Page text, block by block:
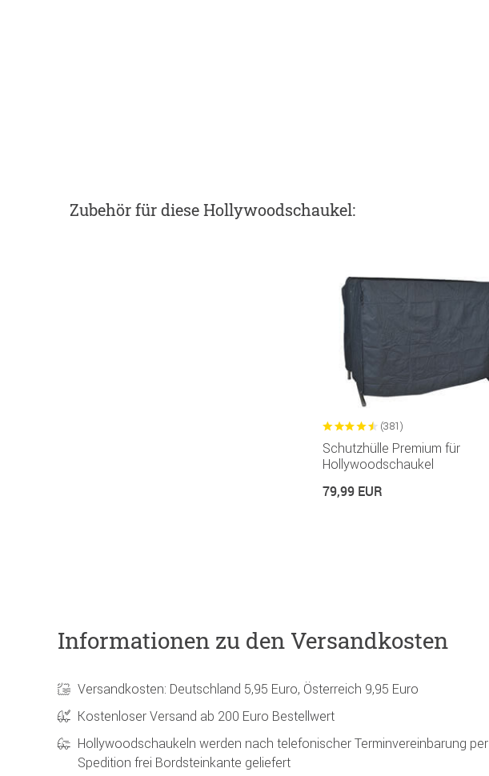
Zubehörfür diese Hollywoodschaukel:
(381)
Schutzhülle Premium für
Hollywoodschaukel
79,99 EUR
Informationen zu den Versandkosten
Versandkosten: Deutschland 5,95 Euro, Österreich 9,95 Euro
Kostenloser Versand ab 200 Euro Bestellwert
Hollywoodschaukeln werden nach telefonischer Terminvereinbarung per
Spedition frei Bordsteinkante geliefert